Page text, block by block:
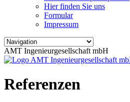
Hier finden Sie uns
Formular
Impressum
AMT Ingenieurgesellschaft mbH
Referenzen